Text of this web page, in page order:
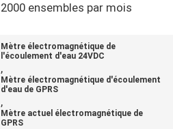
2000 ensembles par mois
Mètre électromagnétique de
l'écoulement d'eau 24VDC
,
Mètre électromagnétique d'écoulement
d'eau de GPRS
,
Mètre actuel électromagnétique de
GPRS